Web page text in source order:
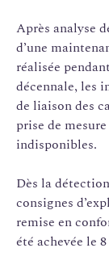
Après analyse
d’une
réalisée
décennale, les
de liaison des
prise de
indisponibles.
Dès la
consignes
remise en
été achevée le